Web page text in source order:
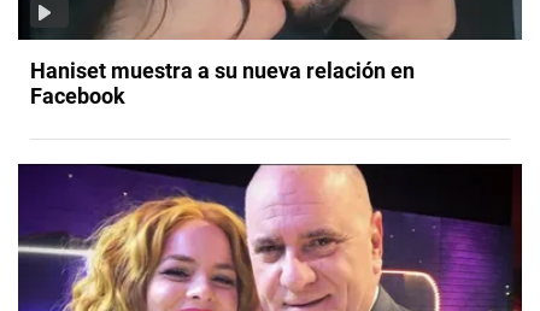
Haniset muestra a su nueva relación en
Facebook